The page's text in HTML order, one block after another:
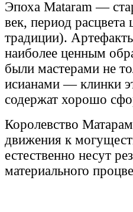
Эпоха Mataram —
век, период расцвета
традиции).
наиболее ценным
были мастерами не
исианами — клинки
содержат хорошо
Королевство
движения к
естественно несут
материального